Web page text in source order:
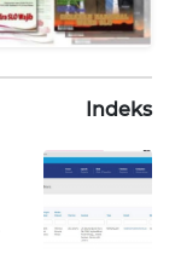
Indeks